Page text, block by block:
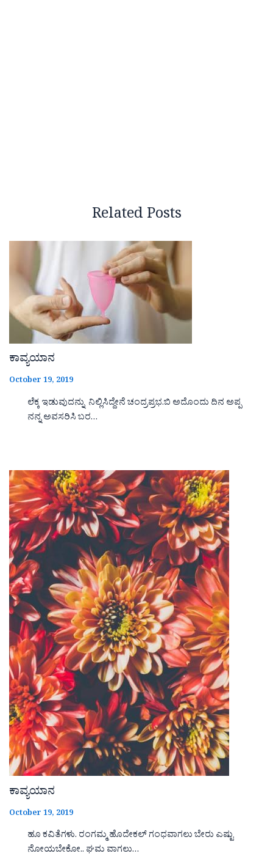
Related Posts
ಕಾವ್ಯಯಾನ
October 19, 2019
ಲೆಕ್ಕ ಇಡುವುದನ್ನು ನಿಲ್ಲಿಸಿದ್ದೇನೆ ಚಂದ್ರಪ್ರಭ.ಬಿ ಅದೊಂದು ದಿನ ಅಪ್ಪ
ನನ್ನ ಅವಸರಿಸಿ ಬರ…
ಕಾವ್ಯಯಾನ
October 19, 2019
ಹೂ ಕವಿತೆಗಳು. ರಂಗಮ್ಮ ಹೊದೇಕಲ್ ಗಂಧವಾಗಲು ಬೇರು ಎಷ್ಟು
ನೋಯಬೇಕೋ.. ಘಮ ವಾಗಲು…